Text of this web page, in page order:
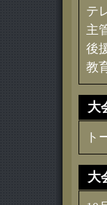
テ
主
後
教
大
ト
大